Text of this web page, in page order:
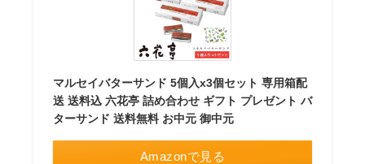
マルセイバターサンド 5個入x3個セット 専用箱配
送 送料込 六花亭 詰め合わせ ギフト プレゼント バ
ターサンド 送料無料 お中元 御中元
Amazonで見る